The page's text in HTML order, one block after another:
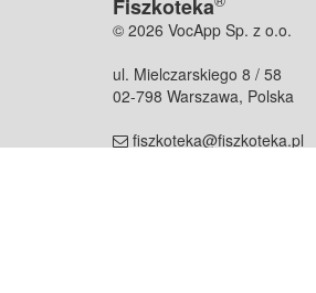
Fiszkoteka
© 2026 VocApp Sp. z o.o.
ul. Mielczarskiego 8 / 58
02-798 Warszawa, Polska
fiszkoteka@fiszkoteka.pl